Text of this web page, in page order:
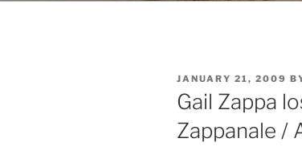
POSTED
ON
JANUARY 21, 2009
Gail Zappa
Zappanale /